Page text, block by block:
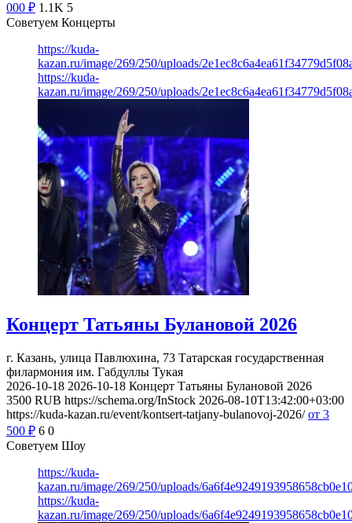
000 ₽ 1.1K 5
Советуем Концерты
https://kuda-
kazan.ru/image/269/250/uploads/
https://kuda-
kazan.ru/image/269/250/uploads/
Концерт Татьяны Булановой 2026
г. Казань, улица Павлюхина, 73 Татарская государственная
филармония им. Габдуллы Тукая
2026-10-18 2026-10-18 Концерт Татьяны Булановой 2026
3500 RUB https://schema.org/InStock 2026-08-10T13:42:00+03:00
https://kuda-kazan.ru/event/kontsert-tatjany-bulanovoj-2026/ от 3
500 ₽ 6 0
Советуем Шоу
https://kuda-
kazan.ru/image/269/250/uploads/
https://kuda-
kazan.ru/image/269/250/uploads/